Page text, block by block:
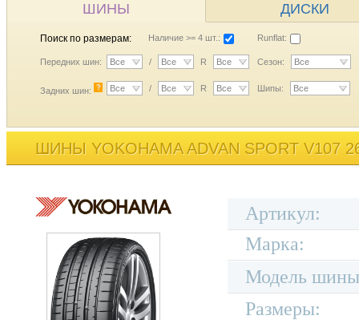
ШИНЫ ДИСКИ
Поиск по размерам: Наличие >= 4 шт.: Runflat:
Передних шин: Все / Все R Все Сезон: Все
Задних шин: ? Все / Все R Все Шипы: Все
ШИНЫ YOKOHAMA ADVAN SPORT V107
Артикул:
Марка:
Модель
Размеры: